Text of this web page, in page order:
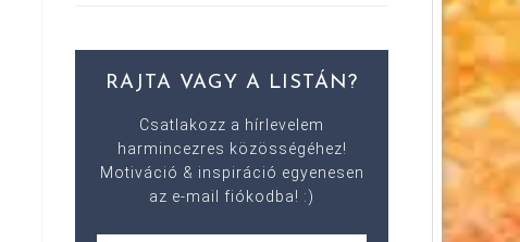
RAJTA VAGY A LISTÁN?
Csatlakozz a hírlevelem
harmincezres közösségéhez!
Motiváció & inspiráció egyenesen
az e-mail fiókodba! :)